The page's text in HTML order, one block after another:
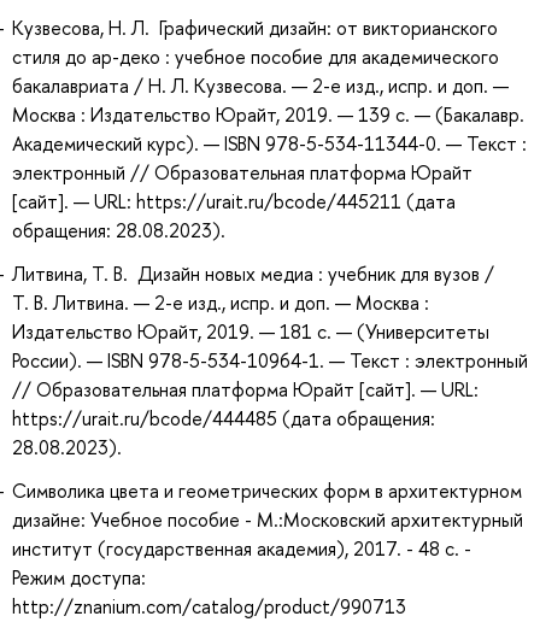
Кузвесова, Н. Л. Графический дизайн: от викторианского
стиля до ар-деко : учебное пособие для академического
бакалавриата / Н. Л. Кузвесова. — 2-е изд., испр. и доп. —
Москва : Издательство Юрайт, 2019. — 139 с. — (Бакалавр.
Академический курс). — ISBN 978-5-534-11344-0. — Текст :
электронный // Образовательная платформа Юрайт
[сайт]. — URL: https://urait.ru/bcode/445211 (дата
обращения: 28.08.2023).
Литвина, Т. В. Дизайн новых медиа : учебник для вузов /
Т. В. Литвина. — 2-е изд., испр. и доп. — Москва :
Издательство Юрайт, 2019. — 181 с. — (Университеты
России). — ISBN 978-5-534-10964-1. — Текст : электронный
// Образовательная платформа Юрайт [сайт]. — URL:
https://urait.ru/bcode/444485 (дата обращения:
28.08.2023).
Символика цвета и геометрических форм в архитектурном
дизайне: Учебное пособие - М.:Московский архитектурный
институт (государственная академия), 2017. - 48 с. -
Режим доступа:
http://znanium.com/catalog/product/990713